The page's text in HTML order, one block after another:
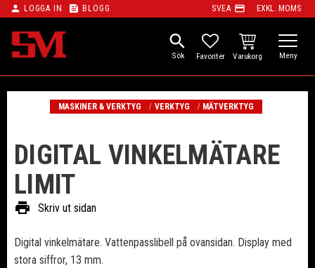
Meny
person LOGGA IN feed BLOGG SVEA payment EXKL. MOMS
search
FAVORITER
KUNDVAGN
MASKINER & VERKTYG VERKTYG MÄTVERKTYG
DIGITAL VINKELMÄTARE
LIMIT
print Skriv ut sidan
Digital vinkelmätare. Vattenpasslibell på ovansidan. Display med
stora siffror, 13 mm.